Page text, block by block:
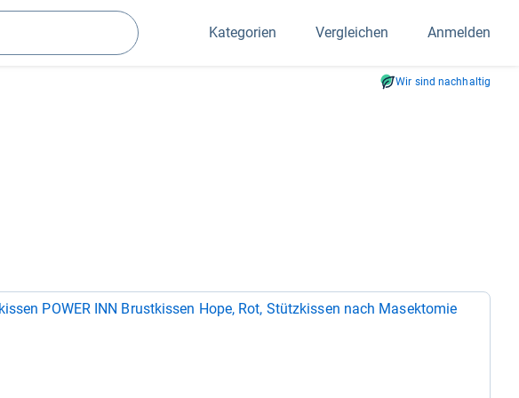
Suchen
Kategorien Vergleichen Anmelden
Wir sind nachhaltig
POWER INN Brust­kis­sen Hope, Rot, Stütz­kis­sen nach Masek­to­mie